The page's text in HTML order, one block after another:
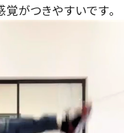
がつきやすいです。